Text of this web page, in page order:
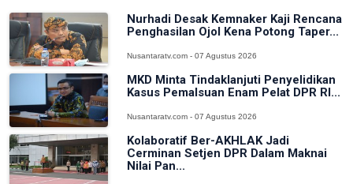
Nurhadi Desak Kemnaker Kaji Rencana
Penghasilan Ojol Kena Potong Taper...
Nusantaratv.com - 07 Agustus 2026
MKD Minta Tindaklanjuti Penyelidikan
Kasus Pemalsuan Enam Pelat DPR RI...
Nusantaratv.com - 07 Agustus 2026
Kolaboratif Ber-AKHLAK Jadi
Cerminan Setjen DPR Dalam Maknai
Nilai Pan...